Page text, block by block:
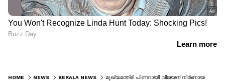
HOME NEWS KERALA NEWS മുഖ്യമന്ത്രി പിണറായി വിജയന് നിർണായകം: ദുരിതാശ്വാസ നിധി കേസിൽ ലോകായുക്താ വിധി നാളെ